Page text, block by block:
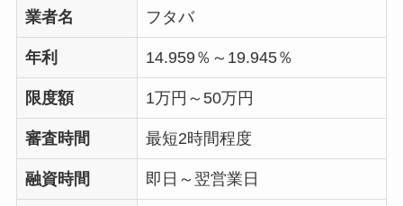
業者名 フタバ
年利 14.959％～19.945％
限度額 1万円～50万円
審査時間 最短2時間程度
融資時間 即日～翌営業日